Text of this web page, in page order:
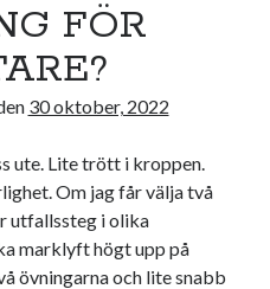
hästarna, från ponnytävlingar i
Sök
FÖR
30 oktober, 2022
ute. Lite trött i kroppen.
Om jag får välja två
utfallssteg i olika
marklyft högt upp på
övningarna och lite snabb